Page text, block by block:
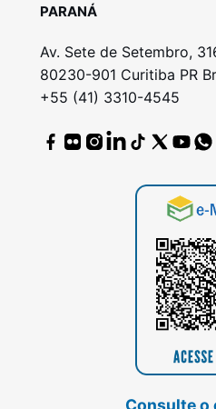
PARANÁ
Av. Sete de Setembro,
80230-901 Curitiba PR
+55 (41) 3310-4545
Consulte o